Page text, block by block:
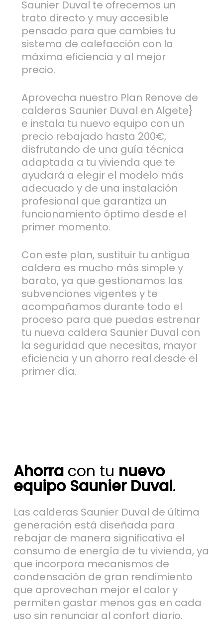
Saunier Duval te ofrecemos un
trato directo y muy accesible
pensado para que cambies tu
sistema de calefacción con la
máxima eficiencia y al mejor
precio.
Aprovecha nuestro Plan Renove de
calderas Saunier Duval en Algete}
e instala tu nuevo equipo con un
precio rebajado hasta 200€,
disfrutando de una guía técnica
adaptada a tu vivienda que te
ayudará a elegir el modelo más
adecuado y de una instalación
profesional que garantiza un
funcionamiento óptimo desde el
primer momento.
Con este plan, sustituir tu antigua
caldera es mucho más simple y
barato, ya que gestionamos las
subvenciones vigentes y te
acompañamos durante todo el
proceso para que puedas estrenar
tu nueva caldera Saunier Duval con
la seguridad que necesitas, mayor
eficiencia y un ahorro real desde el
primer día.
Ahorracon tu nuevo
equipo Saunier Duval.
Las calderas Saunier Duval de última
generación está diseñada para
rebajar de manera significativa el
consumo de energía de tu vivienda, ya
que incorpora mecanismos de
condensación de gran rendimiento
que aprovechan mejor el calor y
permiten gastar menos gas en cada
uso sin renunciar al confort diario.